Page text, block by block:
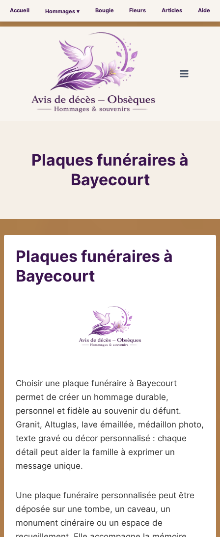
Accueil Hommages ▾ Bougie Fleurs Articles Aide
Plaques funéraires à
Bayecourt
Plaques funéraires à
Bayecourt
Choisir une plaque funéraire à Bayecourt
permet de créer un hommage durable,
personnel et fidèle au souvenir du défunt.
Granit, Altuglas, lave émaillée, médaillon photo,
texte gravé ou décor personnalisé : chaque
détail peut aider la famille à exprimer un
message unique.
Une plaque funéraire personnalisée peut être
déposée sur une tombe, un caveau, un
monument cinéraire ou un espace de